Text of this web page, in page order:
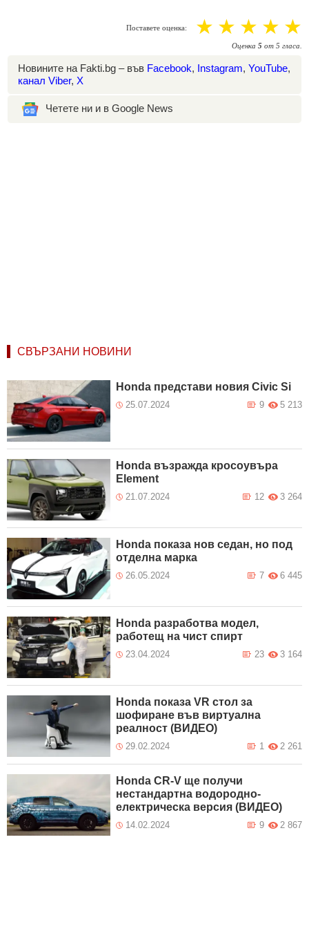
Поставете оценка: ☆
☆
☆
☆
☆
Оценка 5 от 5 гласа.
Новините на Fakti.bg – във Facebook, Instagram, YouTube,
канал Viber, X
Четете ни и в Google News
СВЪРЗАНИ НОВИНИ
Honda представи новия Civic Si
25.07.2024 5 213
9
Honda възражда кросоувъра
Element
21.07.2024 3 264
12
Honda показа нов седан, но под
отделна марка
26.05.2024 6 445
7
Honda разработва модел,
работещ на чист спирт
23.04.2024 3 164
23
Honda показа VR стол за
шофиране във виртуална
реалност (ВИДЕО)
29.02.2024 2 261
1
Honda CR-V ще получи
нестандартна водородно-
електрическа версия (ВИДЕО)
14.02.2024 2 867
9